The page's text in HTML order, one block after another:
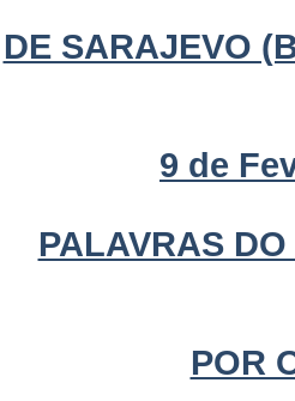
DE SARAJEVO
9 de
PALAVRAS
POR